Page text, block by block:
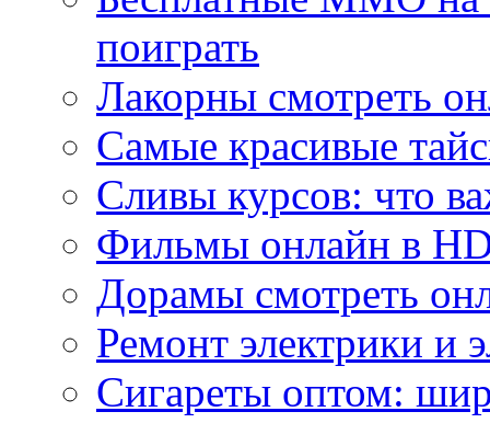
поиграть
Лакорны смотреть
Самые красивые
Сливы курсов: что
Фильмы онлайн в
Дорамы смотреть
Ремонт электрики и
Сигареты оптом: